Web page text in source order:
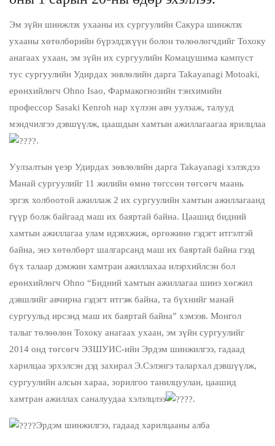
Эм зүйн шинжлэх ухааны их сургуулийн Сакура шинжлэх
ухааны хөтөлбөрийн бүрэлдэхүүн болон төлөөлөгчдийг Тохоку
анагаах ухаан, эм зүйн их сургуулийн Комацушима кампуст
тус сургуулийн Удирдах зөвлөлийн дарга Takayanagi Motoaki,
ерөнхийлөгч Ohno Isao, Фармакогнозийн тэнхимийн
профессор Sasaki Kenroh нар хүлээн авч уулзаж, талууд
мэндчилгээ дэвшүүлж, цаашдын хамтын ажиллагаагаа ярилцлаа
.
Уулзалтын үеэр Удирдах зөвлөлийн дарга Takayanagi хэлэхдээ
Манай сургуулийг 11 жилийн өмнө төгссөн төгсөгч маань
эргэх холбоотой ажиллаж 2 их сургуулийн хамтын ажиллагаанд
гүүр болж байгаад маш их баяртай байна. Цаашид бидний
хамтын ажиллагаа улам идэвхжиж, өргөжинө гэдэгт итгэлтэй
байна, энэ хөтөлбөрт шалгарсанд маш их баяртай байна гээд
бүх талаар дэмжин хамтран ажиллахаа илэрхийлсэн бол
ерөнхийлөгч Ohno “Бидний хамтын ажиллагаа шинэ хөгжил
дэвшлийг авчирна гэдэгт итгэж байна, та бүхнийг манай
сургуульд ирсэнд маш их баяртай байна” хэмээв. Монгол
талыг төлөөлөн Тохоку анагаах ухаан, эм зүйн сургуулийг
2014 онд төгсөгч ЭЗШУИС-ийн Эрдэм шинжилгээ, гадаад
харилцаа эрхэлсэн дэд захирал Э.Сэлэнгэ талархал дэвшүүлж,
сургуулийн алсын хараа, зорилгоо танилцуулан, цаашид
хамтран ажиллах саналуудаа хэлэлцлээ
.
Эрдэм шинжилгээ, гадаад харилцааны алба